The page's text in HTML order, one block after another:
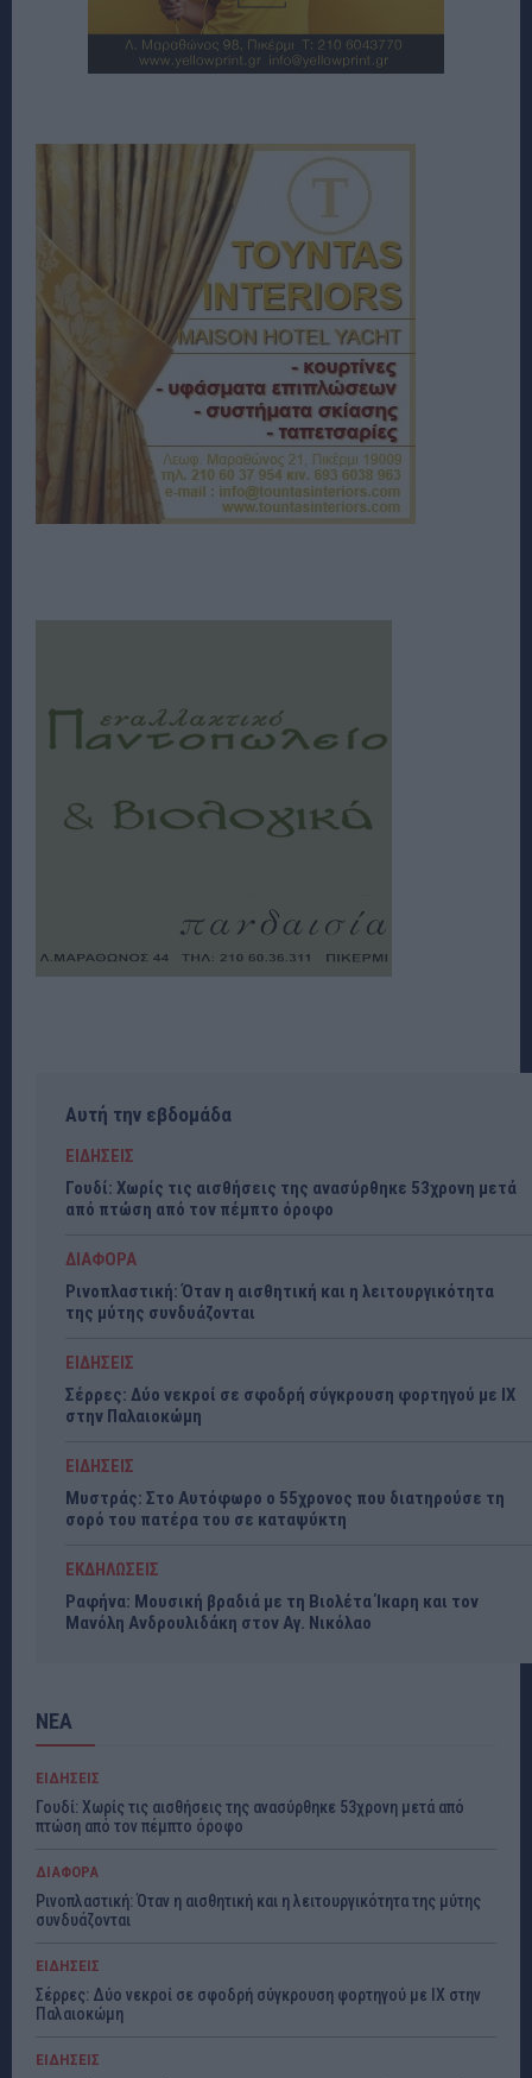
Αυτή την εβδομάδα
ΕΙΔΗΣΕΙΣ
Γουδί: Χωρίς τις αισθήσεις της ανασύρθηκε 53χρονη μετά
από πτώση από τον πέμπτο όροφο
ΔΙΑΦΟΡΑ
Ρινοπλαστική: Όταν η αισθητική και η λειτουργικότητα
της μύτης συνδυάζονται
ΕΙΔΗΣΕΙΣ
Σέρρες: Δύο νεκροί σε σφοδρή σύγκρουση φορτηγού με ΙΧ
στην Παλαιοκώμη
ΕΙΔΗΣΕΙΣ
Μυστράς: Στο Αυτόφωρο ο 55χρονος που διατηρούσε τη
σορό του πατέρα του σε καταψύκτη
ΕΚΔΗΛΩΣΕΙΣ
Ραφήνα: Μουσική βραδιά με τη Βιολέτα Ίκαρη και τον
Μανόλη Ανδρουλιδάκη στον Αγ. Νικόλαο
ΝΕΑ
ΕΙΔΗΣΕΙΣ
Γουδί: Χωρίς τις αισθήσεις της ανασύρθηκε 53χρονη μετά από
πτώση από τον πέμπτο όροφο
ΔΙΑΦΟΡΑ
Ρινοπλαστική: Όταν η αισθητική και η λειτουργικότητα της μύτης
συνδυάζονται
ΕΙΔΗΣΕΙΣ
Σέρρες: Δύο νεκροί σε σφοδρή σύγκρουση φορτηγού με ΙΧ στην
Παλαιοκώμη
ΕΙΔΗΣΕΙΣ